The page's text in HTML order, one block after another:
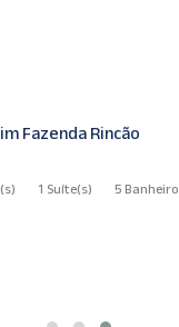
Fazenda Rincão
(s) 1 Suíte(s) 5 Banheiro